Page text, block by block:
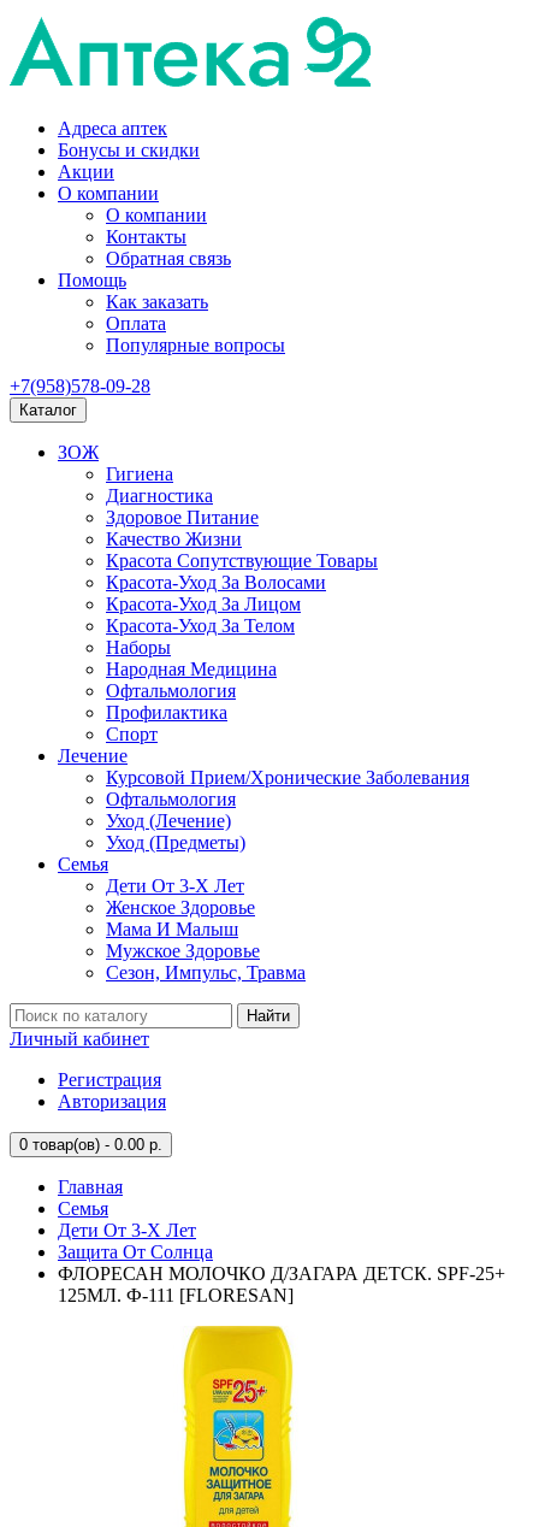
Адреса аптек
Бонусы и скидки
Акции
О компании
О компании
Контакты
Обратная связь
Помощь
Как заказать
Оплата
Популярные вопросы
+7(958)578-09-28
Каталог
ЗОЖ
Гигиена
Диагностика
Здоровое Питание
Качество Жизни
Красота Сопутствующие Товары
Красота-Уход За Волосами
Красота-Уход За Лицом
Красота-Уход За Телом
Наборы
Народная Медицина
Офтальмология
Профилактика
Спорт
Лечение
Курсовой Прием/Хронические Заболевания
Офтальмология
Уход (Лечение)
Уход (Предметы)
Семья
Дети От 3-Х Лет
Женское Здоровье
Мама И Малыш
Мужское Здоровье
Сезон, Импульс, Травма
Найти
Личный кабинет
Регистрация
Авторизация
0 товар(ов) - 0.00 р.
Главная
Семья
Дети От 3-Х Лет
Защита От Солнца
ФЛОРЕСАН МОЛОЧКО Д/ЗАГАРА ДЕТСК. SPF-25+
125МЛ. Ф-111 [FLORESAN]